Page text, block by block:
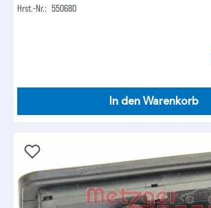
Hrst.-Nr.: 550680
In den Warenkorb